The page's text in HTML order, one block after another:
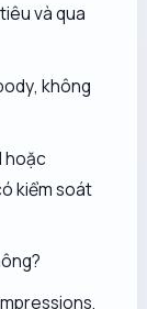
và qua
, không
hoặc
kiểm soát